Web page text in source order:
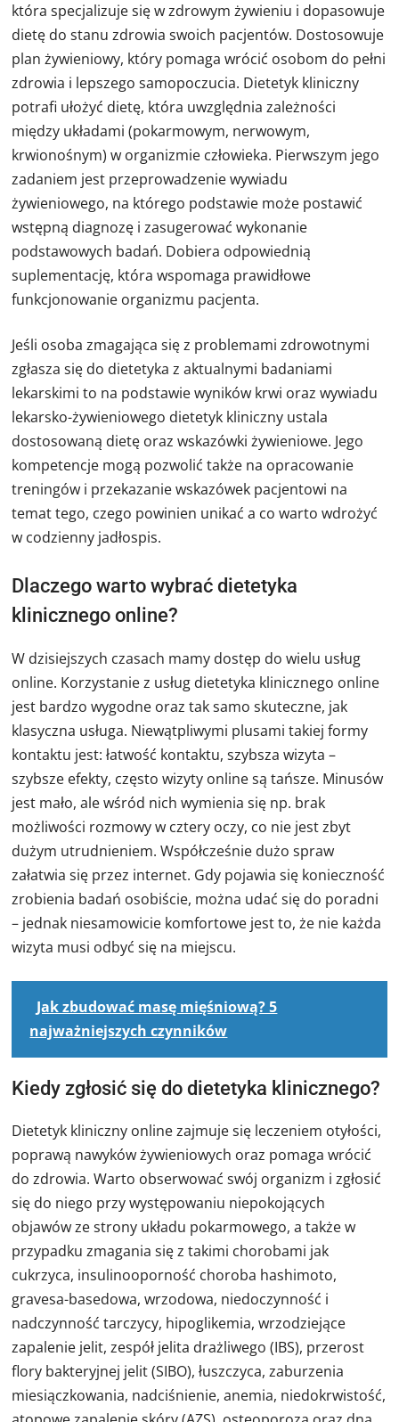
która specjalizuje się w zdrowym żywieniu i dopasowuje
dietę do stanu zdrowia swoich pacjentów. Dostosowuje
plan żywieniowy, który pomaga wrócić osobom do pełni
zdrowia i lepszego samopoczucia. Dietetyk kliniczny
potrafi ułożyć dietę, która uwzględnia zależności
między układami (pokarmowym, nerwowym,
krwionośnym) w organizmie człowieka. Pierwszym jego
zadaniem jest przeprowadzenie wywiadu
żywieniowego, na którego podstawie może postawić
wstępną diagnozę i zasugerować wykonanie
podstawowych badań. Dobiera odpowiednią
suplementację, która wspomaga prawidłowe
funkcjonowanie organizmu pacjenta.
Jeśli osoba zmagająca się z problemami zdrowotnymi
zgłasza się do dietetyka z aktualnymi badaniami
lekarskimi to na podstawie wyników krwi oraz wywiadu
lekarsko-żywieniowego dietetyk kliniczny ustala
dostosowaną dietę oraz wskazówki żywieniowe. Jego
kompetencje mogą pozwolić także na opracowanie
treningów i przekazanie wskazówek pacjentowi na
temat tego, czego powinien unikać a co warto wdrożyć
w codzienny jadłospis.
Dlaczego warto wybrać dietetyka
klinicznego online?
W dzisiejszych czasach mamy dostęp do wielu usług
online. Korzystanie z usług dietetyka klinicznego online
jest bardzo wygodne oraz tak samo skuteczne, jak
klasyczna usługa. Niewątpliwymi plusami takiej formy
kontaktu jest: łatwość kontaktu, szybsza wizyta –
szybsze efekty, często wizyty online są tańsze. Minusów
jest mało, ale wśród nich wymienia się np. brak
możliwości rozmowy w cztery oczy, co nie jest zbyt
dużym utrudnieniem. Współcześnie dużo spraw
załatwia się przez internet. Gdy pojawia się konieczność
zrobienia badań osobiście, można udać się do poradni
– jednak niesamowicie komfortowe jest to, że nie każda
wizyta musi odbyć się na miejscu.
Jak zbudować masę mięśniową? 5
najważniejszych czynników
Kiedy zgłosić się do dietetyka klinicznego?
Dietetyk kliniczny online zajmuje się leczeniem otyłości,
poprawą nawyków żywieniowych oraz pomaga wrócić
do zdrowia. Warto obserwować swój organizm i zgłosić
się do niego przy występowaniu niepokojących
objawów ze strony układu pokarmowego, a także w
przypadku zmagania się z takimi chorobami jak
cukrzyca, insulinooporność choroba hashimoto,
gravesa-basedowa, wrzodowa, niedoczynność i
nadczynność tarczycy, hipoglikemia, wrzodziejące
zapalenie jelit, zespół jelita drażliwego (IBS), przerost
flory bakteryjnej jelit (SIBO), łuszczyca, zaburzenia
miesiączkowania, nadciśnienie, anemia, niedokrwistość,